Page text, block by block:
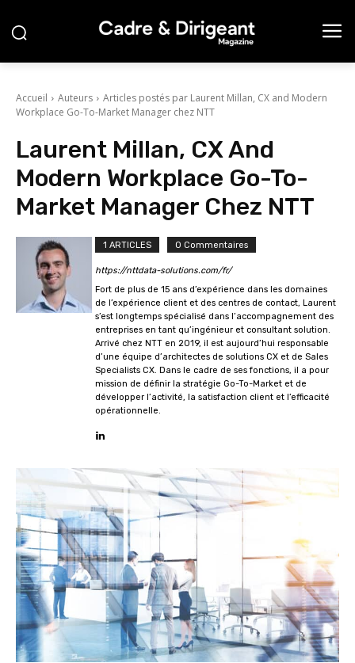
Accueil Auteurs
Articles postés par Laurent Millan, CX and Modern
Workplace Go-To-Market Manager chez NTT
Laurent Millan, CX And
Modern Workplace Go-To-
Market Manager Chez NTT
1 ARTICLES 0 Commentaires
https://nttdata-solutions.com/fr/
Fort de plus de 15 ans d’expérience dans les domaines
de l’expérience client et des centres de contact, Laurent
s’est longtemps spécialisé dans l’accompagnement des
entreprises en tant qu’ingénieur et consultant solution.
Arrivé chez NTT en 2019, il est aujourd’hui responsable
d’une équipe d’architectes de solutions CX et de Sales
Specialists CX. Dans le cadre de ses fonctions, il a pour
mission de définir la stratégie Go-To-Market et de
développer l’activité, la satisfaction client et l’efficacité
opérationnelle.